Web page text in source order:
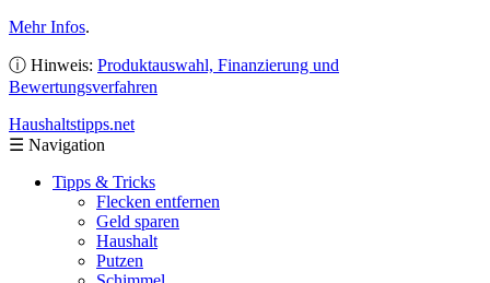
Mehr Infos.
ⓘ Hinweis: Produktauswahl, Finanzierung und
Bewertungsverfahren
Haushaltstipps.net
☰ Navigation
Tipps & Tricks
Flecken entfernen
Geld sparen
Haushalt
Putzen